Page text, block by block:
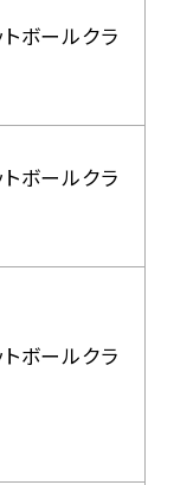
ボールクラ
ボールクラ
ボールクラ